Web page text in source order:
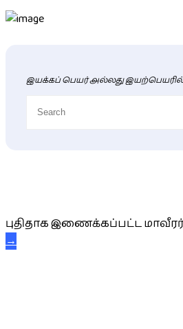
இயக்கப் பெயர் அல்லது இயற்பெயரில்
புதிதாக இணைக்கப்பட்ட
→